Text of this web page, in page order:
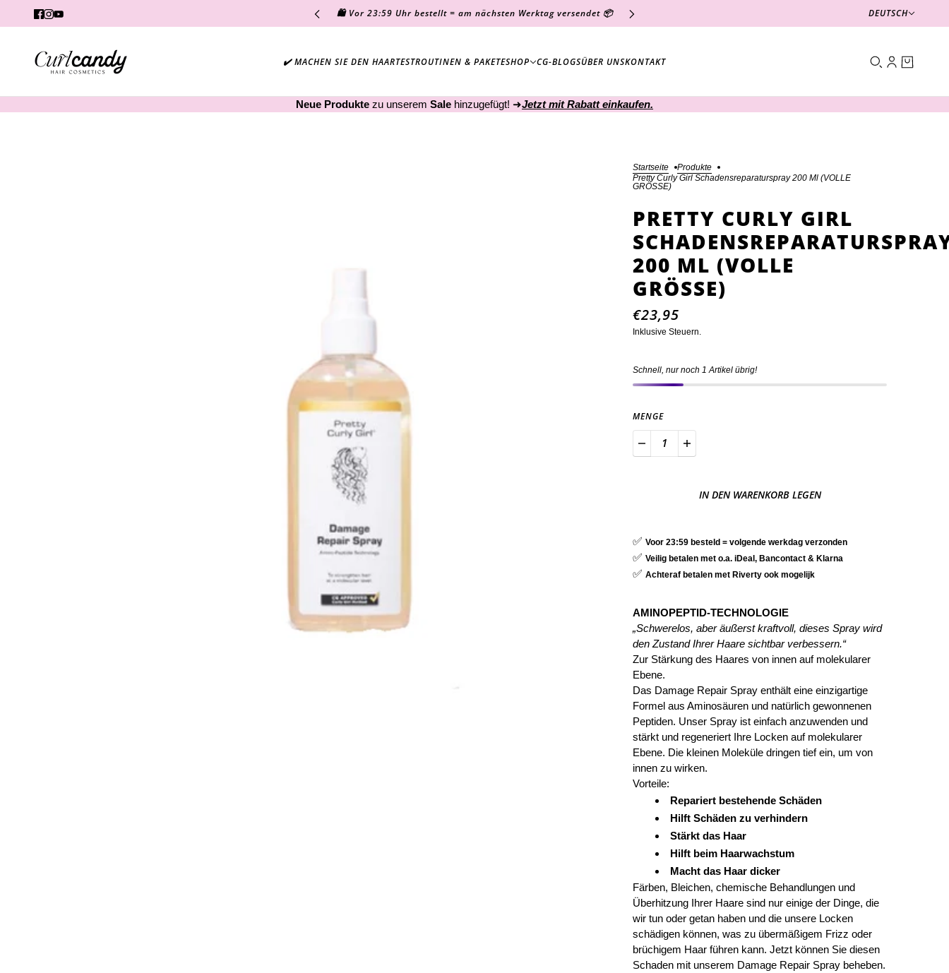
🛍️ Vor 23:59 Uhr bestellt = am nächsten Werktag versendet 📦 Deutsch
DEUTSCH
✔️ MACHEN SIE DEN HAARTESTROUTINEN & PAKETESHOP CG-BLOGSÜBER UNSKONTAKT
Neue Produkte zu unserem Sale hinzugefügt! ➜Jetzt mit Rabatt einkaufen.
Startseite
Produkte
Pretty Curly Girl Schadensreparaturspray 200 Ml (VOLLE
GRÖSSE)
PRETTY CURLY GIRL
200 ML (VOLLE
GRÖSSE)
€23,95
Inklusive Steuern.
Schnell, nur noch 1 Artikel übrig!
MENGE
IN DEN WARENKORB LEGEN
✅ Voor 23:59 besteld = volgende werkdag verzonden
✅ Veilig betalen met o.a. iDeal, Bancontact & Klarna
✅ Achteraf betalen met Riverty ook mogelijk
AMINOPEPTID-TECHNOLOGIE
„Schwerelos, aber äußerst kraftvoll, dieses Spray wird
den Zustand Ihrer Haare sichtbar verbessern.“
Zur Stärkung des Haares von innen auf molekularer
Ebene.
Das Damage Repair Spray enthält eine einzigartige
Formel aus Aminosäuren und natürlich gewonnenen
Peptiden. Unser Spray ist einfach anzuwenden und
stärkt und regeneriert Ihre Locken auf molekularer
Ebene. Die kleinen Moleküle dringen tief ein, um von
innen zu wirken.
Vorteile:
Repariert bestehende Schäden
Hilft Schäden zu verhindern
Stärkt das Haar
Hilft beim Haarwachstum
Macht das Haar dicker
Färben, Bleichen, chemische Behandlungen und
Überhitzung Ihrer Haare sind nur einige der Dinge, die
wir tun oder getan haben und die unsere Locken
schädigen können, was zu übermäßigem Frizz oder
brüchigem Haar führen kann. Jetzt können Sie diesen
Schaden mit unserem Damage Repair Spray beheben.